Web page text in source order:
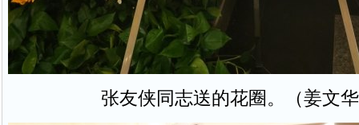
张友侠同志送的花圈。（姜文